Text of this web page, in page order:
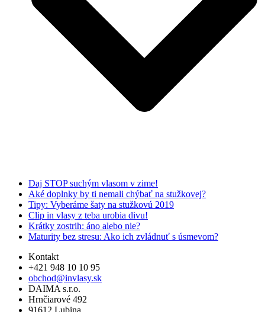
Daj STOP suchým vlasom v zime!
Aké doplnky by ti nemali chýbať na stužkovej?
Tipy: Vyberáme šaty na stužkovú 2019
Clip in vlasy z teba urobia divu!
Krátky zostrih: áno alebo nie?
Maturity bez stresu: Ako ich zvládnuť s úsmevom?
Kontakt
+421 948 10 10 95
obchod@invlasy.sk
DAIMA s.r.o.
Hrnčiarové 492
91612 Lubina